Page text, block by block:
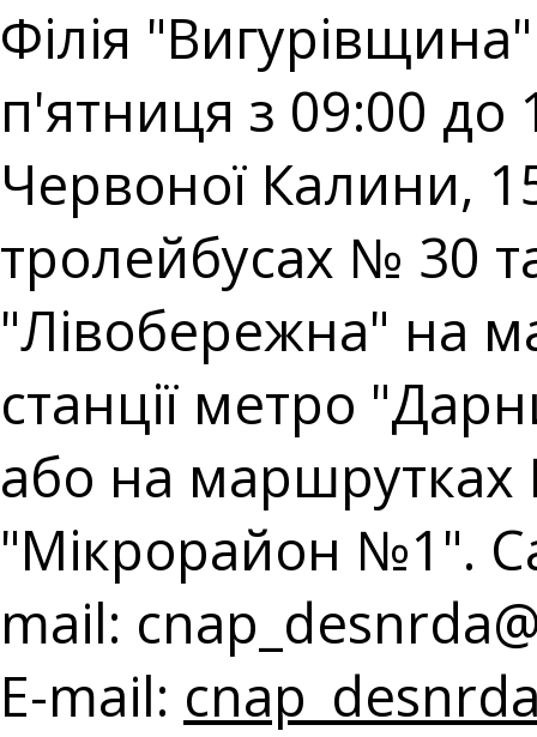
Філія
п'ятниця з 09:00 до
Червоної Калини,
тролейбусах № 30
"Лівобережна" на
станції метро
або на
"Мікрорайон №1".
mail:
E-mail: